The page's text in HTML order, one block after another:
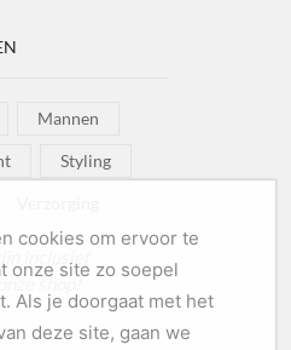
Mannen
Styling
inclusief
shop!
cookies om ervoor te
onze site zo soepel
Als je doorgaat met het
deze site, gaan we